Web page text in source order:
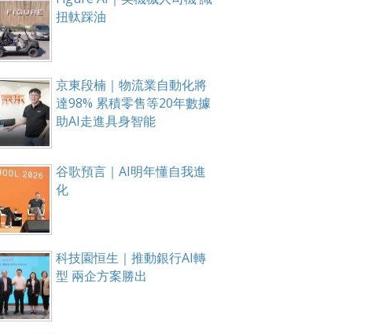
扭軚踩油
京東段楠｜物流業自動化將
達98% 累積零售等20年數據
助AI走進具身智能
谷歌預言｜AI明年懂自我進
化
科技園恒生｜推動銀行AI轉
型 兩企方案勝出